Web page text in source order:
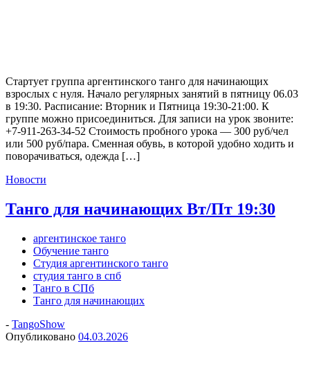
Стартует группа аргентинского танго для начинающих
взрослых с нуля. Начало регулярных занятий в пятницу 06.03
в 19:30. Расписание: Вторник и Пятница 19:30-21:00. К
группе можно присоединиться. Для записи на урок звоните:
+7-911-263-34-52 Стоимость пробного урока — 300 руб/чел
или 500 руб/пара. Сменная обувь, в которой удобно ходить и
поворачиваться, одежда […]
Новости
Танго для начинающих Вт/Пт 19:30
аргентинское танго
Обучение танго
Студия аргентинского танго
студия танго в спб
Танго в СПб
Танго для начинающих
- TangoShow
Опубликовано 04.03.2026